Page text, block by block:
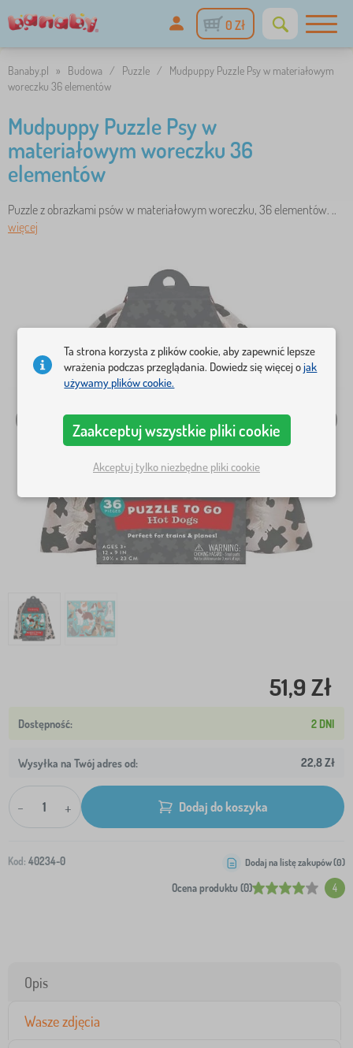
0 Zł
Banaby.pl » Budowa / Puzzle /
Mudpuppy Puzzle Psy w materiałowym
woreczku 36 elementów
Mudpuppy Puzzle Psy w
materiałowym woreczku 36
elementów
Puzzle z obrazkami psów w materiałowym woreczku, 36 elementów. ..
więcej
51,9 Zł
2 DNI
Wysyłka na Twój adres od: 22,8 Zł
- + Dodaj do koszyka
Kod: 40234-0
Ocena produktu (0) 4
Dodaj na listę zakupów (0)
Opis
Wasze zdjęcia
Ta strona korzysta z plików cookie, aby zapewnić lepsze
wrażenia podczas przeglądania. Dowiedz się więcej ojak
używamy plików cookie.
Zaakceptuj wszystkie pliki cookie
Akceptuj tylko niezbędne pliki cookie